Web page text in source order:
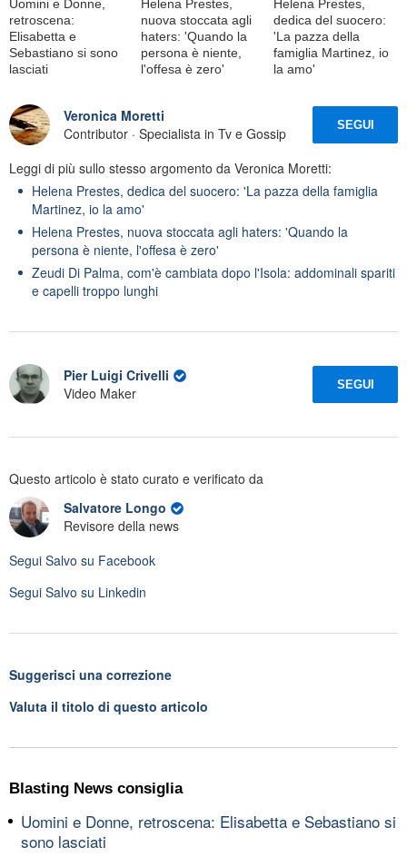
Uomini e Donne,
retroscena:
Elisabetta e
Sebastiano si sono
lasciati
Helena Prestes,
nuova stoccata agli
haters: 'Quando la
persona è niente,
l'offesa è zero'
Helena Prestes,
dedica del suocero:
'La pazza della
famiglia Martinez, io
la amo'
Veronica Moretti
Contributor · Specialista in Tv e Gossip
SEGUI
Leggi di più sullo stesso argomento da Veronica Moretti:
Helena Prestes, dedica del suocero: 'La pazza della famiglia
Martinez, io la amo'
Helena Prestes, nuova stoccata agli haters: 'Quando la
persona è niente, l'offesa è zero'
Zeudi Di Palma, com'è cambiata dopo l'Isola: addominali spariti
e capelli troppo lunghi
Pier Luigi Crivelli
Video Maker
SEGUI
Questo articolo è stato curato e verificato da
Salvatore Longo
Revisore della news
Segui Salvo su Facebook
Segui Salvo su Linkedin
Suggerisci una correzione
Valuta il titolo di questo articolo
Blasting News consiglia
Uomini e Donne, retroscena: Elisabetta e Sebastiano si
sono lasciati